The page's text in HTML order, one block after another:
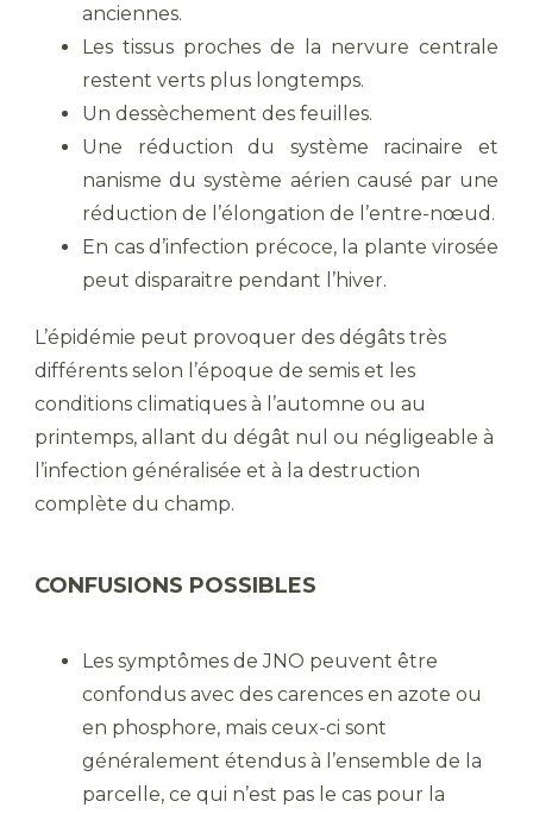
anciennes.
Les tissus proches de la nervure centrale
restent verts plus longtemps.
Un dessèchement des feuilles.
Une réduction du système racinaire et
nanisme du système aérien causé par une
réduction de l’élongation de l’entre-nœud.
En cas d’infection précoce, la plante virosée
peut disparaitre pendant l’hiver.
L’épidémie peut provoquer des dégâts très
différents selon l’époque de semis et les
conditions climatiques à l’automne ou au
printemps, allant du dégât nul ou négligeable à
l’infection généralisée et à la destruction
complète du champ.
CONFUSIONS POSSIBLES
Les symptômes de JNO peuvent être
confondus avec des carences en azote ou
en phosphore, mais ceux-ci sont
généralement étendus à l’ensemble de la
parcelle, ce qui n’est pas le cas pour la